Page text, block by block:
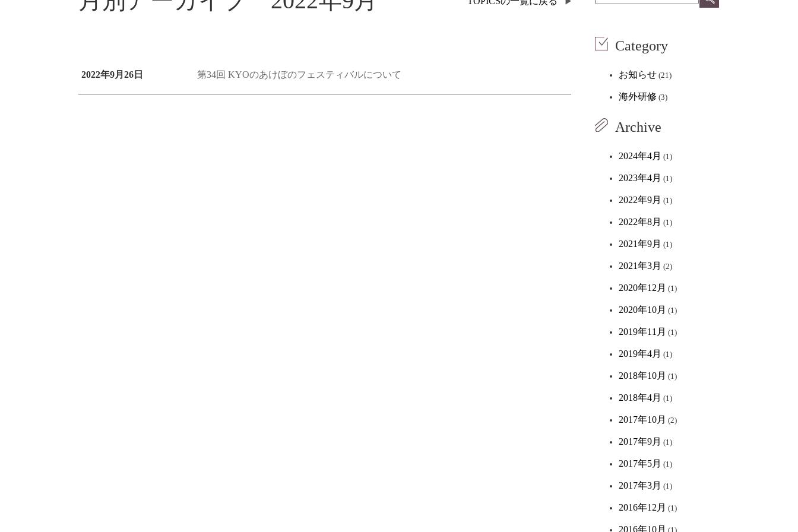
2022年9月26日 第34回 KYOのあけぼのフェスティバルについて
Category
お知らせ (21)
海外研修 (3)
Archive
2024年4月 (1)
2023年4月 (1)
2022年9月 (1)
2022年8月 (1)
2021年9月 (1)
2021年3月 (2)
2020年12月 (1)
2020年10月 (1)
2019年11月 (1)
2019年4月 (1)
2018年10月 (1)
2018年4月 (1)
2017年10月 (2)
2017年9月 (1)
2017年5月 (1)
2017年3月 (1)
2016年12月 (1)
2016年10月 (1)